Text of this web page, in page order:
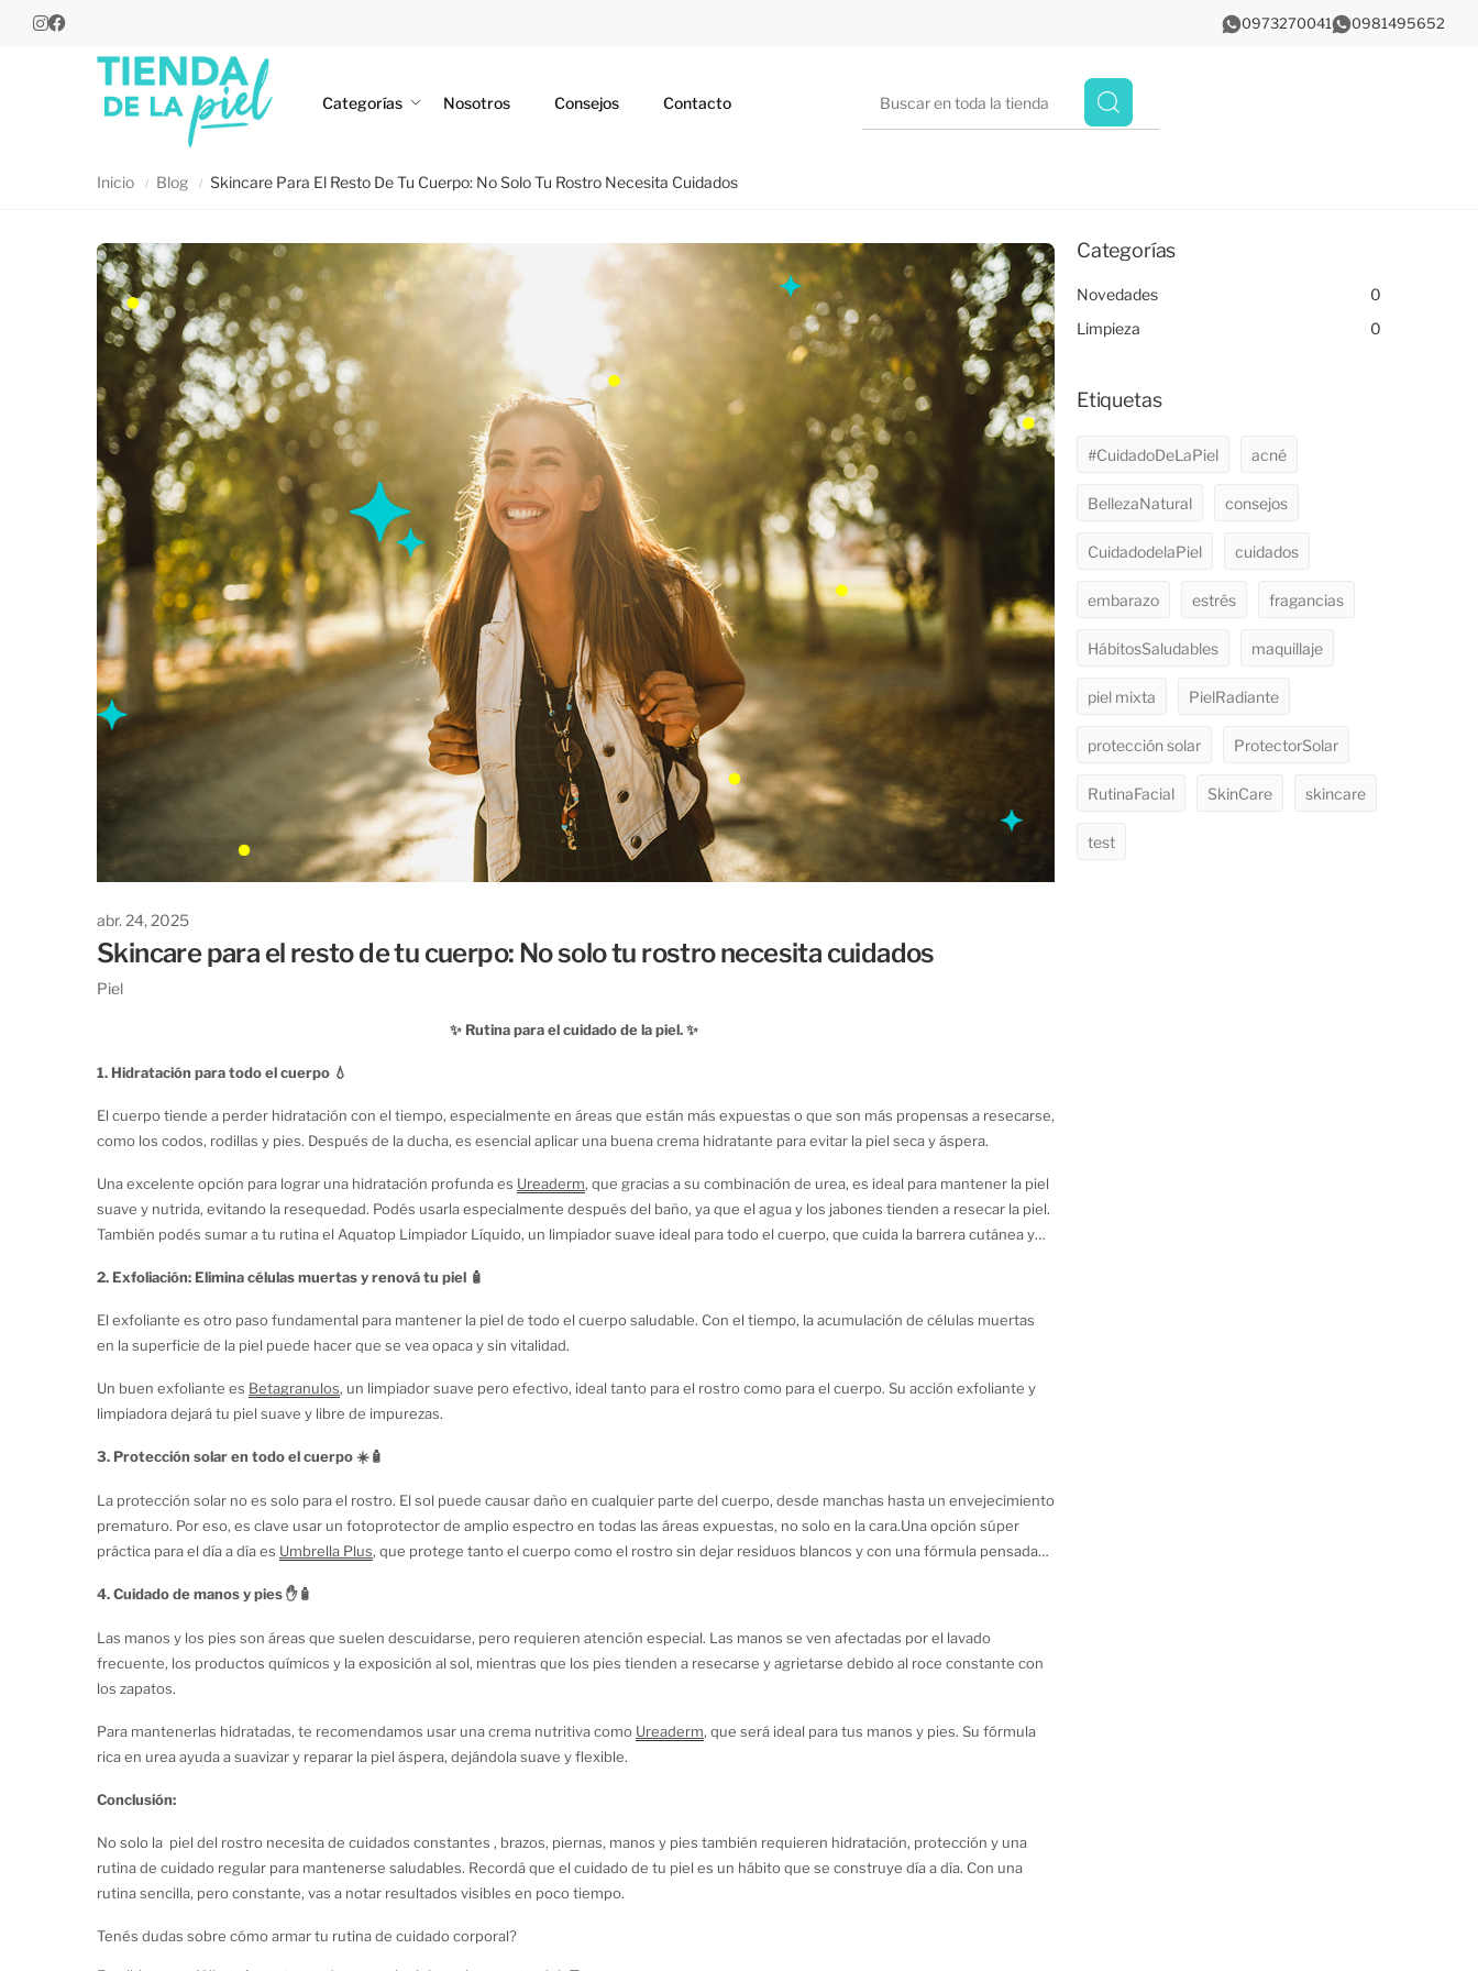
0973270041 0981495652
Categorías Nosotros Consejos Contacto
Inicio Blog Skincare Para El Resto De Tu Cuerpo: No Solo Tu Rostro Necesita Cuidados
abr. 24, 2025
Skincare para el resto de tu cuerpo: No solo tu rostro necesita cuidados
Piel
✨ Rutina para el cuidado de la piel. ✨
1. Hidratación para todo el cuerpo 💧
El cuerpo tiende a perder hidratación con el tiempo, especialmente en áreas que están más expuestas o que son más propensas a resecarse,
como los codos, rodillas y pies. Después de la ducha, es esencial aplicar una buena crema hidratante para evitar la piel seca y áspera.
Una excelente opción para lograr una hidratación profunda es Ureaderm, que gracias a su combinación de urea, es ideal para mantener la piel
suave y nutrida, evitando la resequedad. Podés usarla especialmente después del baño, ya que el agua y los jabones tienden a resecar la piel.
También podés sumar a tu rutina el Aquatop Limpiador Líquido, un limpiador suave ideal para todo el cuerpo, que cuida la barrera cutánea y
2. Exfoliación: Elimina células muertas y renová tu piel 🧴
El exfoliante es otro paso fundamental para mantener la piel de todo el cuerpo saludable. Con el tiempo, la acumulación de células muertas
en la superficie de la piel puede hacer que se vea opaca y sin vitalidad.
Un buen exfoliante es Betagranulos, un limpiador suave pero efectivo, ideal tanto para el rostro como para el cuerpo. Su acción exfoliante y
limpiadora dejará tu piel suave y libre de impurezas.
3. Protección solar en todo el cuerpo ☀️🧴
La protección solar no es solo para el rostro. El sol puede causar daño en cualquier parte del cuerpo, desde manchas hasta un envejecimiento
prematuro. Por eso, es clave usar un fotoprotector de amplio espectro en todas las áreas expuestas, no solo en la cara.Una opción súper
práctica para el día a día es Umbrella Plus, que protege tanto el cuerpo como el rostro sin dejar residuos blancos y con una fórmula pensada
4. Cuidado de manos y pies ✋🧴
Las manos y los pies son áreas que suelen descuidarse, pero requieren atención especial. Las manos se ven afectadas por el lavado
frecuente, los productos químicos y la exposición al sol, mientras que los pies tienden a resecarse y agrietarse debido al roce constante con
los zapatos.
Para mantenerlas hidratadas, te recomendamos usar una crema nutritiva como Ureaderm, que será ideal para tus manos y pies. Su fórmula
rica en urea ayuda a suavizar y reparar la piel áspera, dejándola suave y flexible.
Conclusión:
No solo la piel del rostro necesita de cuidados constantes , brazos, piernas, manos y pies también requieren hidratación, protección y una
rutina de cuidado regular para mantenerse saludables. Recordá que el cuidado de tu piel es un hábito que se construye día a día. Con una
rutina sencilla, pero constante, vas a notar resultados visibles en poco tiempo.
Tenés dudas sobre cómo armar tu rutina de cuidado corporal?
Categorías
Novedades
0
Limpieza
0
Etiquetas
#CuidadoDeLaPiel acné
BellezaNatural consejos
CuidadodelaPiel cuidados
embarazo estrés fragancias
HábitosSaludables maquillaje
piel mixta PielRadiante
protección solar ProtectorSolar
RutinaFacial SkinCare skincare
test